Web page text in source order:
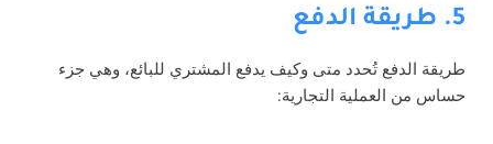
5. طريقة الدفع
طريقة الدفع تُحدد متى وكيف يدفع المشتري للبائع، وهي جزء
حساس من العملية التجارية: